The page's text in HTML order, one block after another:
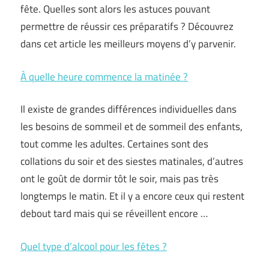
fête. Quelles sont alors les astuces pouvant
permettre de réussir ces préparatifs ? Découvrez
dans cet article les meilleurs moyens d’y parvenir.
À quelle heure commence la matinée ?
Il existe de grandes différences individuelles dans
les besoins de sommeil et de sommeil des enfants,
tout comme les adultes. Certaines sont des
collations du soir et des siestes matinales, d’autres
ont le goût de dormir tôt le soir, mais pas très
longtemps le matin. Et il y a encore ceux qui restent
debout tard mais qui se réveillent encore …
Quel type d’alcool pour les fêtes ?